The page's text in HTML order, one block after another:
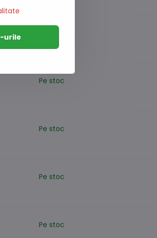
Pe stoc
Pe stoc
Pe stoc
Pe stoc
urile